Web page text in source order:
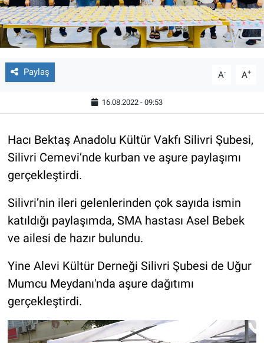
Paylaş A- A+
16.08.2022 - 09:53
Hacı Bektaş Anadolu Kültür Vakfı Silivri Şubesi,
Silivri Cemevi’nde kurban ve aşure paylaşımı
gerçekleştirdi.
Silivri’nin ileri gelenlerinden çok sayıda ismin
katıldığı paylaşımda, SMA hastası Asel Bebek
ve ailesi de hazır bulundu.
Yine Alevi Kültür Derneği Silivri Şubesi de Uğur
Mumcu Meydanı'nda aşure dağıtımı
gerçekleştirdi.